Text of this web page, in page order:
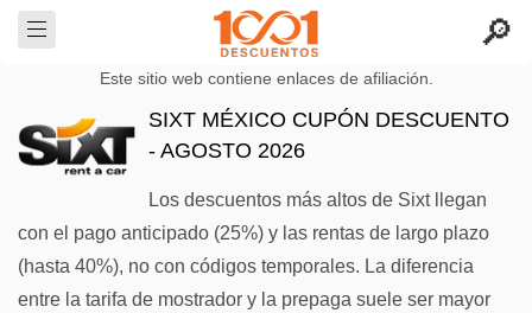
Este sitio web contiene enlaces de afiliación.
SIXT MÉXICO CUPÓN DESCUENTO
- AGOSTO 2026
Los descuentos más altos de Sixt llegan
con el pago anticipado (25%) y las rentas de largo plazo
(hasta 40%), no con códigos temporales. La diferencia
entre la tarifa de mostrador y la prepaga suele ser mayor